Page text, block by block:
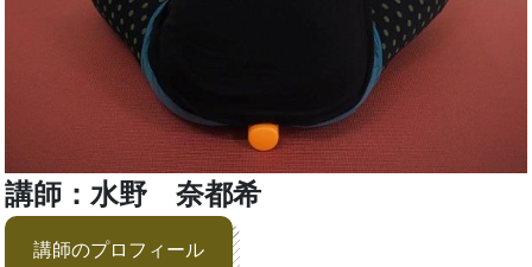
講師：水野 奈都希
講師のプロフィール